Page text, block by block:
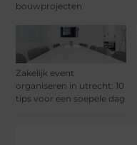
bouwprojecten
Zakelijk event
organiseren in utrecht: 10
tips voor een soepele dag